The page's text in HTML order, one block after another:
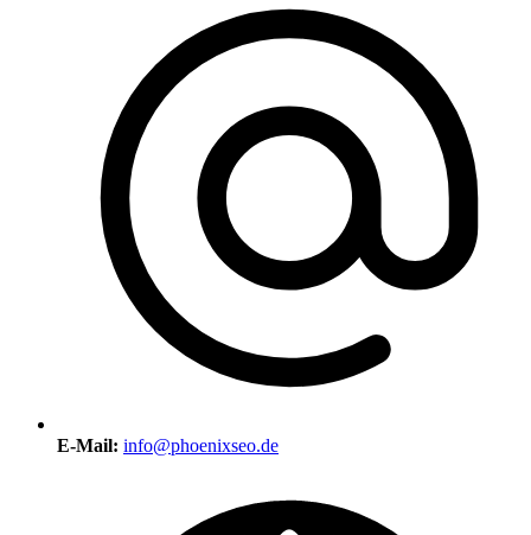
E-Mail: info@phoenixseo.de